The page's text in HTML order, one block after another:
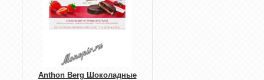
Anthon Berg Шоколадные